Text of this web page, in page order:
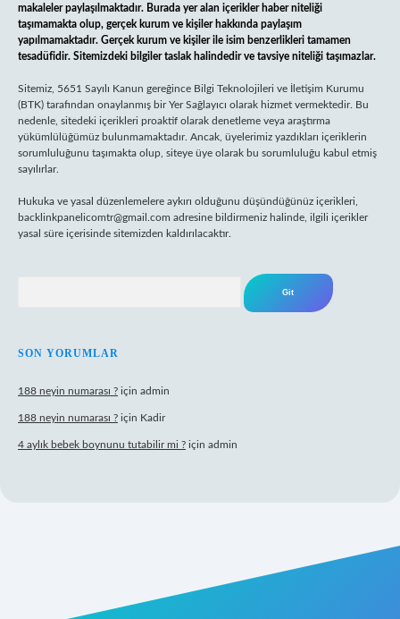
makaleler paylaşılmaktadır. Burada yer alan içerikler haber niteliği
taşımamakta olup, gerçek kurum ve kişiler hakkında paylaşım
yapılmamaktadır. Gerçek kurum ve kişiler ile isim benzerlikleri tamamen
tesadüfidir. Sitemizdeki bilgiler taslak halindedir ve tavsiye niteliği taşımazlar.
Sitemiz, 5651 Sayılı Kanun gereğince Bilgi Teknolojileri ve İletişim Kurumu
(BTK) tarafından onaylanmış bir Yer Sağlayıcı olarak hizmet vermektedir. Bu
nedenle, sitedeki içerikleri proaktif olarak denetleme veya araştırma
yükümlülüğümüz bulunmamaktadır. Ancak, üyelerimiz yazdıkları içeriklerin
sorumluluğunu taşımakta olup, siteye üye olarak bu sorumluluğu kabul etmiş
sayılırlar.
Hukuka ve yasal düzenlemelere aykırı olduğunu düşündüğünüz içerikleri,
backlinkpanelicomtr@gmail.com adresine bildirmeniz halinde, ilgili içerikler
yasal süre içerisinde sitemizden kaldırılacaktır.
SON YORUMLAR
188 neyin numarası ? için admin
188 neyin numarası ? için Kadir
4 aylık bebek boynunu tutabilir mi ? için admin